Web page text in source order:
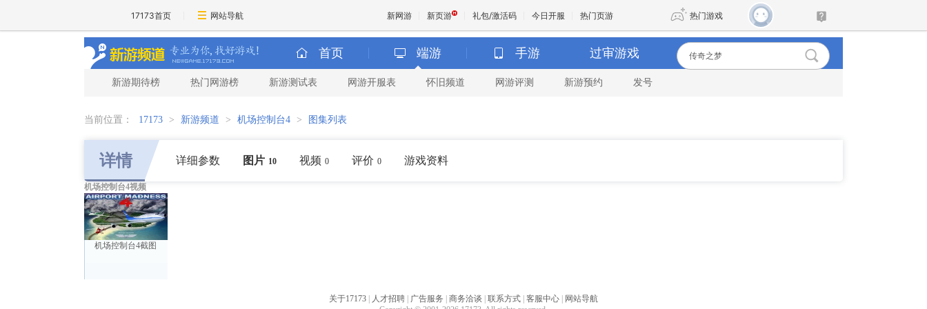
17173首页 网站导航 新网游 新页游 礼包/激活码 今日开服 热门页游 热门游戏
魔兽 DNF
首页 端游 手游 过审游戏
新游期待榜 热门网游榜 新游测试表 网游开服表 怀旧频道 网游评测 新游预约 发号
当前位置： 17173 > 新游频道 > 机场控制台4 > 图集列表
详情 详细参数 图片 10 视频 0 评价 0 游戏资料
机场控制台4视频
机场控制台4截图
关于17173 人才招聘 广告服务 商务洽谈 联系方式 客服中心
网站导航